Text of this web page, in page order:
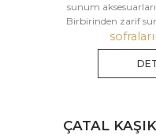
sunum
Birbirinden zarif
ÇATAL